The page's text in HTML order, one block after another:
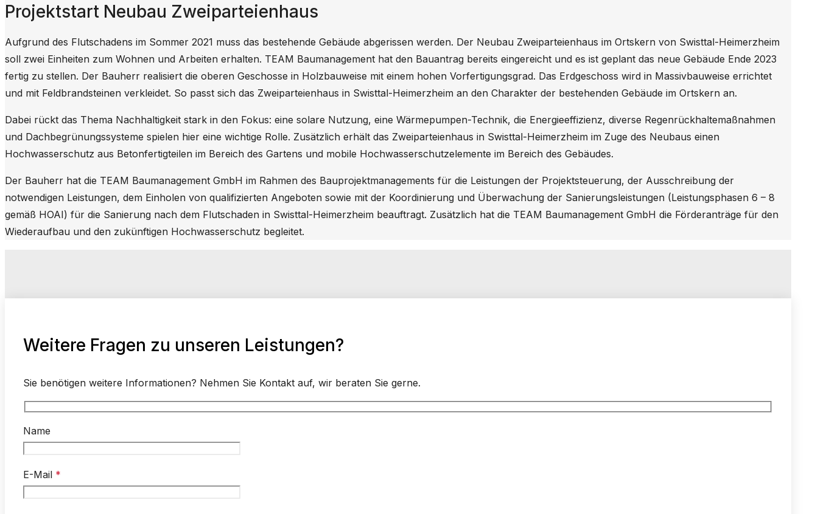
Projektstart Neubau Zweiparteienhaus
Aufgrund des Flutschadens im Sommer 2021 muss das bestehende Gebäude abgerissen werden. Der Neubau Zweiparteienhaus im Ortskern von Swisttal-Heimerzheim
soll zwei Einheiten zum Wohnen und Arbeiten erhalten. TEAM Baumanagement hat den Bauantrag bereits eingereicht und es ist geplant das neue Gebäude Ende 2023
fertig zu stellen. Der Bauherr realisiert die oberen Geschosse in Holzbauweise mit einem hohen Vorfertigungsgrad. Das Erdgeschoss wird in Massivbauweise errichtet
und mit Feldbrandsteinen verkleidet. So passt sich das Zweiparteienhaus in Swisttal-Heimerzheim an den Charakter der bestehenden Gebäude im Ortskern an.
Dabei rückt das Thema Nachhaltigkeit stark in den Fokus: eine solare Nutzung, eine Wärmepumpen-Technik, die Energieeffizienz, diverse Regenrückhaltemaßnahmen
und Dachbegrünungssysteme spielen hier eine wichtige Rolle. Zusätzlich erhält das Zweiparteienhaus in Swisttal-Heimerzheim im Zuge des Neubaus einen
Hochwasserschutz aus Betonfertigteilen im Bereich des Gartens und mobile Hochwasserschutzelemente im Bereich des Gebäudes.
Der Bauherr hat die TEAM Baumanagement GmbH im Rahmen des Bauprojektmanagements für die Leistungen der Projektsteuerung, der Ausschreibung der
notwendigen Leistungen, dem Einholen von qualifizierten Angeboten sowie mit der Koordinierung und Überwachung der Sanierungsleistungen (Leistungsphasen 6 – 8
gemäß HOAI) für die Sanierung nach dem Flutschaden in Swisttal-Heimerzheim beauftragt. Zusätzlich hat die TEAM Baumanagement GmbH die Förderanträge für den
Wiederaufbau und den zukünftigen Hochwasserschutz begleitet.
Weitere Fragen zu unseren Leistungen?
Sie benötigen weitere Informationen? Nehmen Sie Kontakt auf, wir beraten Sie gerne.
Name
E-Mail *